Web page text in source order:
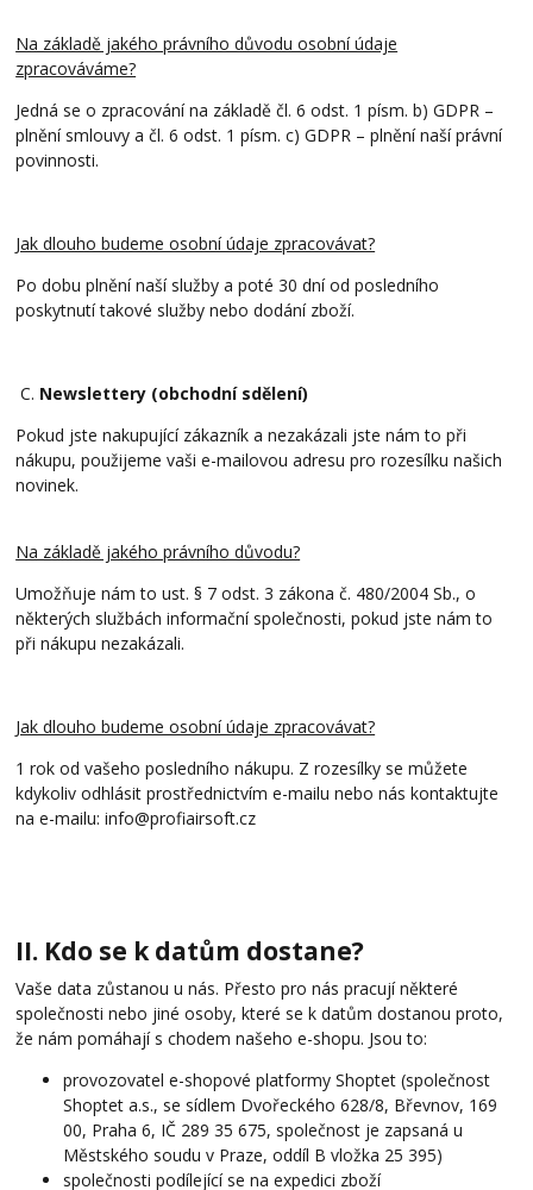
Na základě jakého právního důvodu osobní údaje
zpracováváme?
Jedná se o zpracování na základě čl. 6 odst. 1 písm. b) GDPR –
plnění smlouvy a čl. 6 odst. 1 písm. c) GDPR – plnění naší právní
povinnosti.
Jak dlouho budeme osobní údaje zpracovávat?
Po dobu plnění naší služby a poté 30 dní od posledního
poskytnutí takové služby nebo dodání zboží.
C. Newslettery (obchodní sdělení)
Pokud jste nakupující zákazník a nezakázali jste nám to při
nákupu, použijeme vaši e-mailovou adresu pro rozesílku našich
novinek.
Na základě jakého právního důvodu?
Umožňuje nám to ust. § 7 odst. 3 zákona č. 480/2004 Sb., o
některých službách informační společnosti, pokud jste nám to
při nákupu nezakázali.
Jak dlouho budeme osobní údaje zpracovávat?
1 rok od vašeho posledního nákupu. Z rozesílky se můžete
kdykoliv odhlásit prostřednictvím e-mailu nebo nás kontaktujte
na e-mailu: info@profiairsoft.cz
II. Kdo se k datům dostane?
Vaše data zůstanou u nás. Přesto pro nás pracují některé
společnosti nebo jiné osoby, které se k datům dostanou proto,
že nám pomáhají s chodem našeho e-shopu. Jsou to:
provozovatel e-shopové platformy Shoptet (společnost
Shoptet a.s., se sídlem Dvořeckého 628/8, Břevnov, 169
00, Praha 6, IČ 289 35 675, společnost je zapsaná u
Městského soudu v Praze, oddíl B vložka 25 395)
společnosti podílející se na expedici zboží